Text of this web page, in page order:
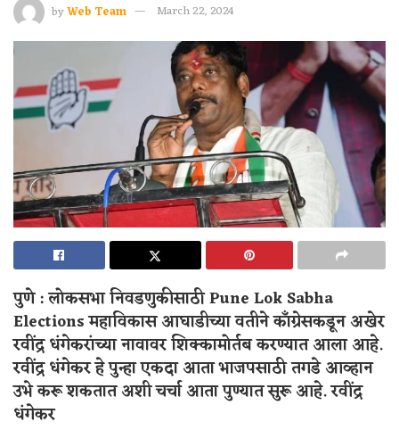
byWeb Team March 22, 2024
पुणे : लोकसभा निवडणुकीसाठी Pune Lok Sabha
Electionsमहाविकास आघाडीच्या वतीने काँग्रेसकडून अखेर
रवींद्र धंगेकरांच्या नावावर शिक्कामोर्तब करण्यात आला आहे.
रवींद्र धंगेकर हे पुन्हा एकदा आता भाजपसाठी तगडे आव्हान
उभे करू शकतात अशी चर्चा आता पुण्यात सुरू आहे.रवींद्र
धंगेकर